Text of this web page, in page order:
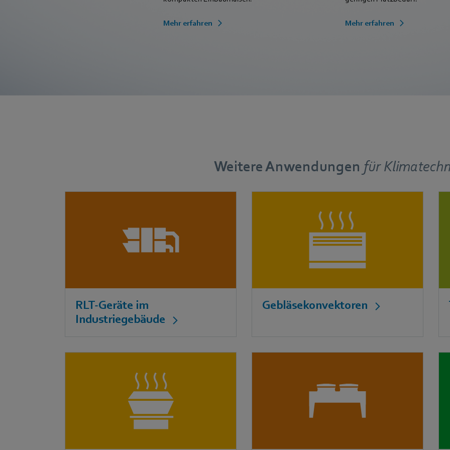
Mehr erfahren Mehr erfahren
Weitere Anwendungen für
RLT-Geräte im
Industriegebäude
Gebläsekonvektoren